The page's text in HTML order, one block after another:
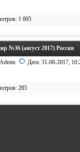
1 005
№36 (август 2017) Россия
Admin Дата:31-08-2017,
285